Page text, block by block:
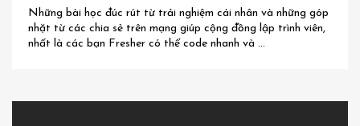
Những bài học đúc rút từ trải nghiệm cái nhân và những góp
nhặt từ các chia sẻ trên mạng giúp cộng đồng lập trình viên,
nhất là các bạn Fresher có thể code nhanh và ...